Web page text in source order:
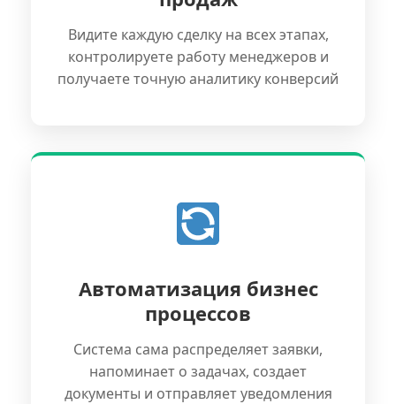
Видите каждую сделку на всех этапах,
контролируете работу менеджеров и
получаете точную аналитику конверсий
Автоматизация бизнес
процессов
Система сама распределяет заявки,
напоминает о задачах, создает
документы и отправляет уведомления